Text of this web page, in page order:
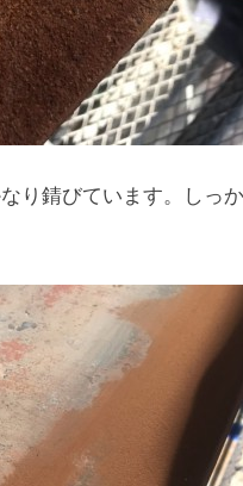
り錆びています。しっ